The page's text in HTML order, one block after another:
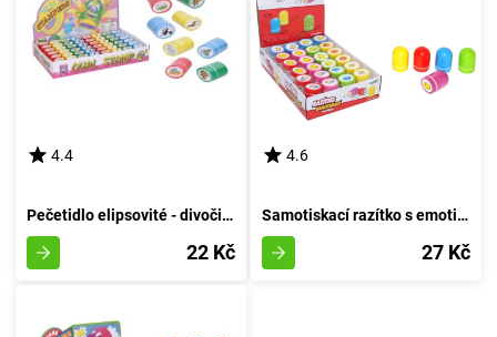
4.4
Pečetidlo elipsovité - divočina
22 Kč
4.6
Samotiskací razítko s emotikony - Výrazová tlačítka
27 Kč